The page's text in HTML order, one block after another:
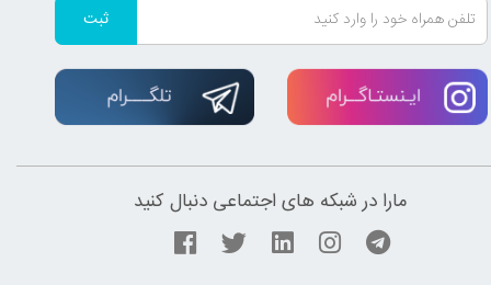
ثبت
مارا در شبکه های اجتماعی دنبال کنید